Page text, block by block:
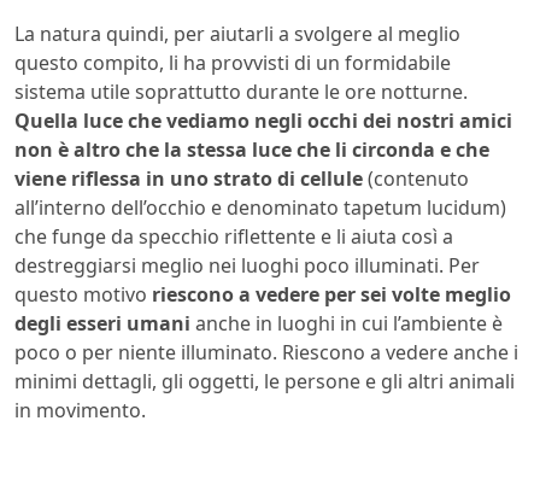
La natura quindi, per aiutarli a svolgere al meglio
questo compito, li ha provvisti di un formidabile
sistema utile soprattutto durante le ore notturne.
Quella luce che vediamo negli occhi dei nostri amici
non è altro che la stessa luce che li circonda e che
viene riflessa in uno strato di cellule(contenuto
all’interno dell’occhio e denominato tapetum lucidum)
che funge da specchio riflettente e li aiuta così a
destreggiarsi meglio nei luoghi poco illuminati. Per
questo motivo riescono a vedere per sei volte meglio
degli esseri umani anche in luoghi in cui l’ambiente è
poco o per niente illuminato. Riescono a vedere anche i
minimi dettagli, gli oggetti, le persone e gli altri animali
in movimento.